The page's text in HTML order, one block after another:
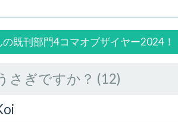
既刊部門4コマオブザイヤー2024！
さぎですか？ (12)